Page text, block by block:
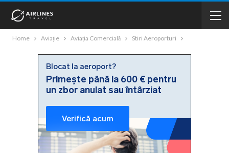
Home Aviație Aviația Comercială Stiri Aeroporturi